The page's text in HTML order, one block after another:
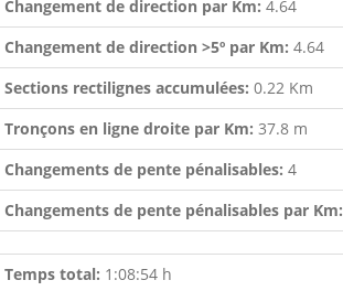
Changement de direction par Km: 4.64
Changement de direction >5º par Km: 4.64
Sections rectilignes accumulées: 0.22 Km
Tronçons en ligne droite par Km: 37.8 m
Changements de pente pénalisables: 4
Changements de pente pénalisables par Km:
Temps total: 1:08:54 h